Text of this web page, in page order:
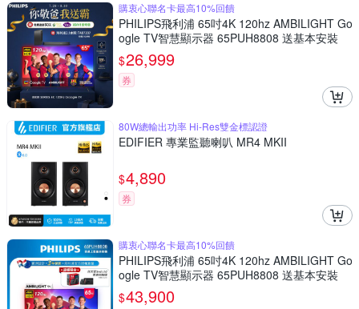
購衷心聯名卡最高10%回饋
PHILIPS飛利浦 65吋4K 120hz AMBILIGHT Go
ogle TV智慧顯示器 65PUH8808 送基本安裝
$26,999
券
80W總輸出功率 Hi-Res雙金標認證
EDIFIER 專業監聽喇叭 MR4 MKII
$4,890
券
購衷心聯名卡最高10%回饋
PHILIPS飛利浦 65吋4K 120hz AMBILIGHT Go
ogle TV智慧顯示器 65PUH8808 送基本安裝
$43,900